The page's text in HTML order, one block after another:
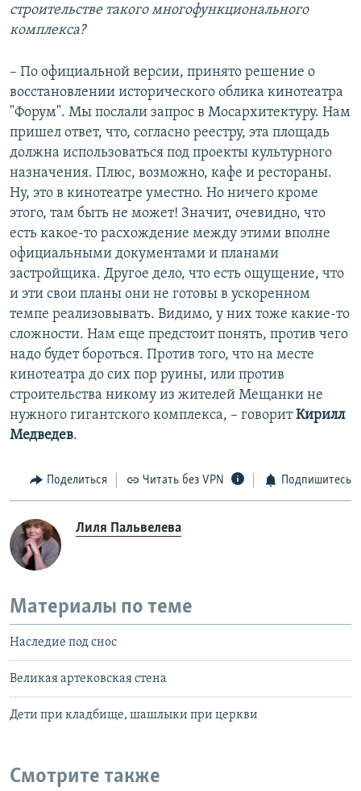
строительстве такого многофункционального
комплекса?
– По официальной версии, принято решение о
восстановлении исторического облика кинотеатра
"Форум". Мы послали запрос в Мосархитектуру. Нам
пришел ответ, что, согласно реестру, эта площадь
должна использоваться под проекты культурного
назначения. Плюс, возможно, кафе и рестораны.
Ну, это в кинотеатре уместно. Но ничего кроме
этого, там быть не может! Значит, очевидно, что
есть какое-то расхождение между этими вполне
официальными документами и планами
застройщика. Другое дело, что есть ощущение, что
и эти свои планы они не готовы в ускоренном
темпе реализовывать. Видимо, у них тоже какие-то
сложности. Нам еще предстоит понять, против чего
надо будет бороться. Против того, что на месте
кинотеатра до сих пор руины, или против
строительства никому из жителей Мещанки не
нужного гигантского комплекса, – говоритКирилл
Медведев.
Поделиться Читать без VPN Подпишитесь
Лиля Пальвелева
Материалы по теме
Наследие под снос
Великая артековская стена
Дети при кладбище, шашлыки при церкви
Смотрите также